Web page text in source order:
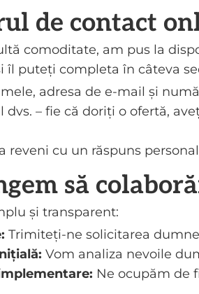
de contact
comoditate, am pus la
îl puteți completa în câteva
adresa de e-mail și
dvs. – fie că doriți o ofertă,
reveni cu un răspuns
să
și transparent:
Trimiteți-ne solicitarea
Vom analiza nevoile
Ne ocupăm de